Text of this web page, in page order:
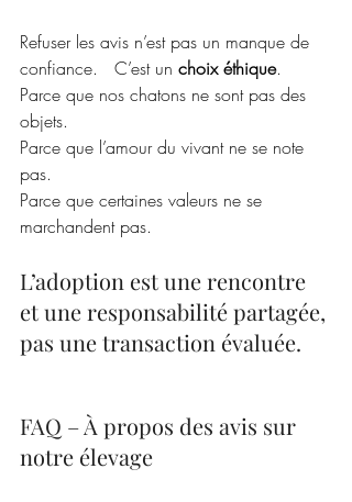
Refuser les avis n’est pas un manque de
confiance.   C’est un choix éthique.
Parce que nos chatons ne sont pas des
objets.
Parce que l’amour du vivant ne se note
pas.
Parce que certaines valeurs ne se
marchandent pas.
L’adoption est une rencontre
et une responsabilité partagée,
pas une transaction évaluée.
FAQ – À propos des avis sur
notre élevage